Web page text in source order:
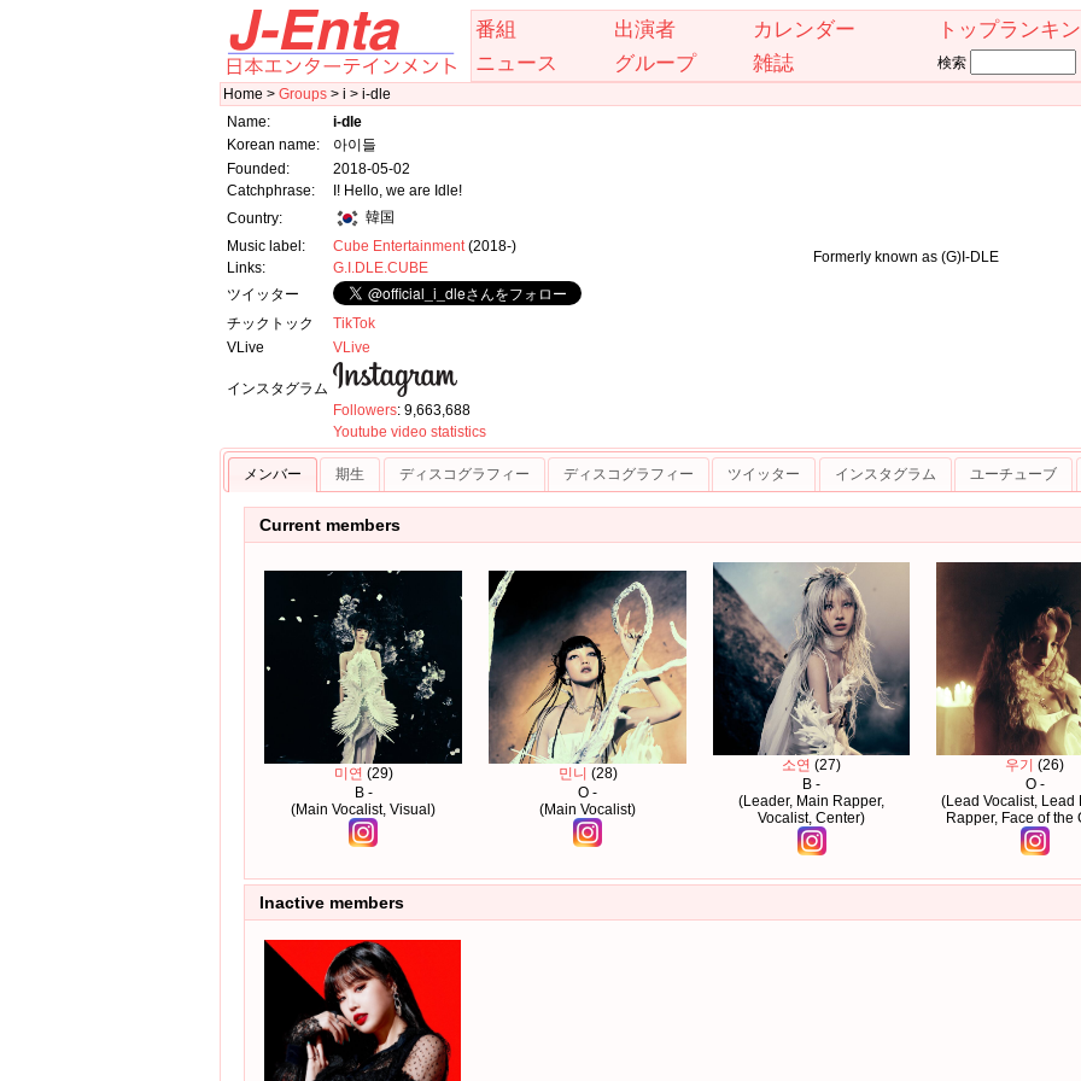
番組 出演者 カレンダー
トップランキ
ニュース
グループ 雑誌
検索
Home > Groups > i > i-dle
Name:
i-dle
Korean name:
아이들
Founded:
2018-05-02
Catchphrase:
I! Hello, we are Idle!
Country:
韓国
Music label:
Cube Entertainment(2018-)
Links:
G.I.DLE.CUBE
ツイッター
チックトック
TikTok
VLive
VLive
インスタグラム
Followers: 9,663,688
Youtube video statistics
Formerly known as (G)I-DLE
メンバー 期生 ディスコグラフィー ディスコグラフィー ツイッター インスタグラム ユーチューブ
Current members
미연 (29)
B -
(Main Vocalist, Visual)
민니 (28)
O -
(Main Vocalist)
소연 (27)
B -
(Leader, Main Rapper,
Vocalist, Center)
우기 (26)
O -
(Lead Vocalist, Lead
Rapper, Face of the
Inactive members